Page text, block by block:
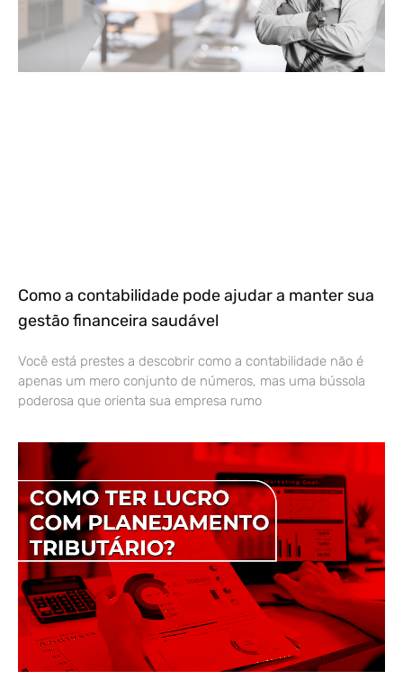
Como a contabilidade pode ajudar a manter sua
gestão financeira saudável
Você está prestes a descobrir como a contabilidade não é
apenas um mero conjunto de números, mas uma bússola
poderosa que orienta sua empresa rumo